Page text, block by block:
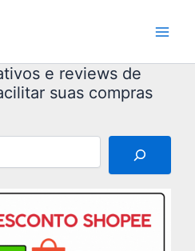
e reviews de
suas compras